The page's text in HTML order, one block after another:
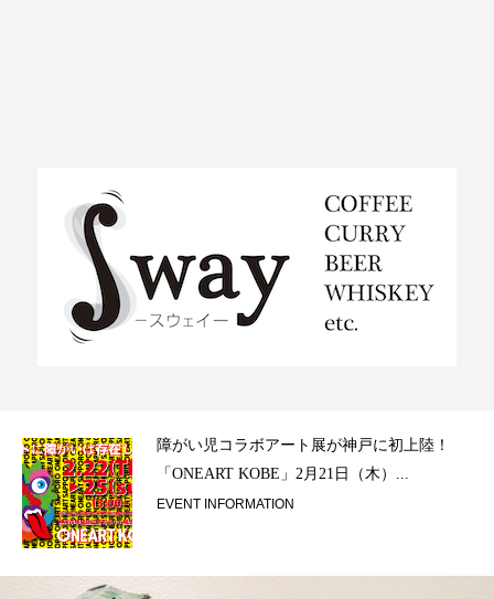
障がい児コラボアート展が神戸に初上陸！
「ONEART KOBE」2月21日（木）...
EVENT INFORMATION